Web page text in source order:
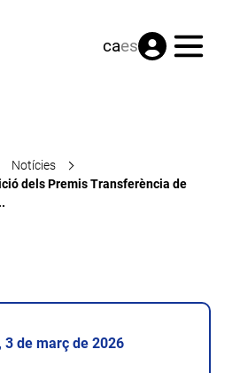
caes Menú
Notícies
dels Premis Transferència de
3 de març de 2026